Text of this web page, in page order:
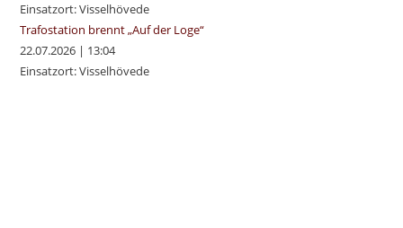
Einsatzort: Visselhövede
Trafostation brennt „Auf der Loge“
22.07.2026 | 13:04
Einsatzort: Visselhövede